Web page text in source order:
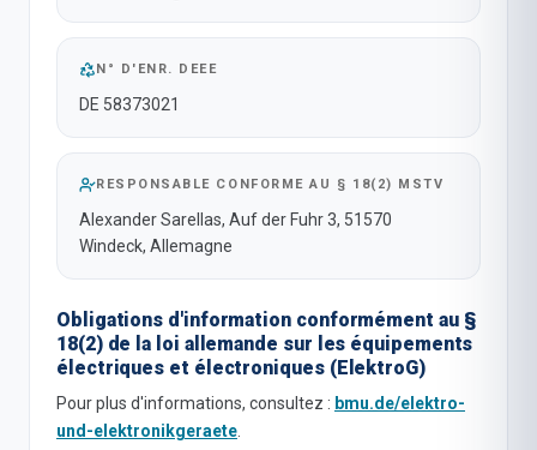
N° D'ENR. DEEE
DE 58373021
RESPONSABLE CONFORME AU § 18(2) MSTV
Alexander Sarellas, Auf der Fuhr 3, 51570
Windeck, Allemagne
Obligations d'information conformément au §
18(2) de la loi allemande sur les équipements
électriques et électroniques (ElektroG)
Pour plus d'informations, consultez : bmu.de/elektro-
und-elektronikgeraete